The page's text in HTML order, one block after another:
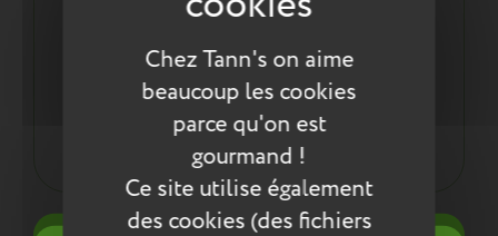
Chez Tann's on aime
beaucoup les cookies
parce qu'on est
gourmand !
Ce site utilise également
des cookies (des fichiers
Double zips de fermeture
Poche arrière ou compatible sur trolley
Doublure monogrammée
Matière principale en croûte de cuir enduite
Entretien